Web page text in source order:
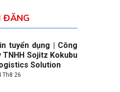
ĐĂNG
tuyển dụng | Công
TNHH Sojitz Kokubu
Solution
Th8 26